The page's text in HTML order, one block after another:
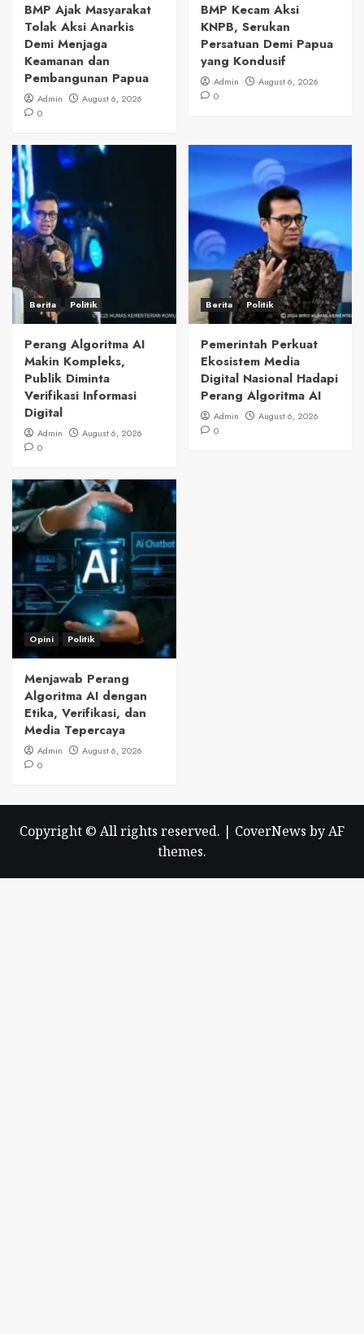
BMP Ajak Masyarakat
Tolak Aksi Anarkis
Demi Menjaga
Keamanan dan
Pembangunan Papua
Admin
August 6, 2026
0
BMP Kecam Aksi
KNPB, Serukan
Persatuan Demi Papua
yang Kondusif
Admin
August 6, 2026
0
Berita Politik
Perang Algoritma AI
Makin Kompleks,
Publik Diminta
Verifikasi Informasi
Digital
Admin
August 6, 2026
0
Berita Politik
Pemerintah Perkuat
Ekosistem Media
Digital Nasional Hadapi
Perang Algoritma AI
Admin
August 6, 2026
0
Opini Politik
Menjawab Perang
Algoritma AI dengan
Etika, Verifikasi, dan
Media Tepercaya
Admin
August 6, 2026
0
Copyright © All rights reserved. | CoverNews by AF
themes.